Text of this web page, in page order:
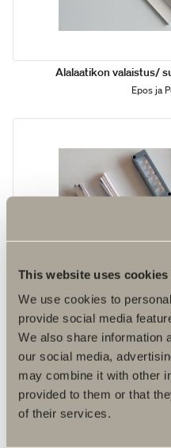
This website uses cookies
We use cookies to
provide social media
We also share information
our social media,
may combine it with other
provided to them or that
of their services.
Alalaatikon valaistus/
Epos ja
Valaistus
Epos ja